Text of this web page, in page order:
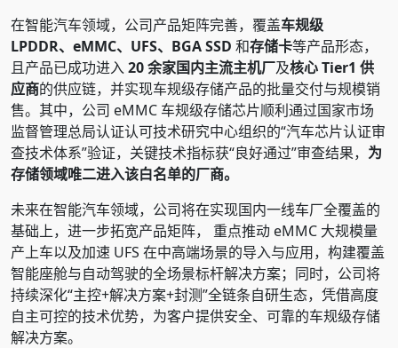
在智能汽车领域，公司产品矩阵完善，覆盖车规级
LPDDR、eMMC、UFS、BGA SSD 和存储卡等产品形态，
且产品已成功进入20 余家国内主流主机厂及核心 Tier1 供
应商的供应链，并实现车规级存储产品的批量交付与规模销
售。其中，公司 eMMC 车规级存储芯片顺利通过国家市场
监督管理总局认证认可技术研究中心组织的“汽车芯片认证审
查技术体系”验证，关键技术指标获“良好通过”审查结果， 为
存储领域唯二进入该白名单的厂商。
未来在智能汽车领域，公司将在实现国内一线车厂全覆盖的
基础上，进一步拓宽产品矩阵， 重点推动 eMMC 大规模量
产上车以及加速 UFS 在中高端场景的导入与应用，构建覆盖
智能座舱与自动驾驶的全场景标杆解决方案；同时，公司将
持续深化“主控+解决方案+封测”全链条自研生态，凭借高度
自主可控的技术优势，为客户提供安全、可靠的车规级存储
解决方案。